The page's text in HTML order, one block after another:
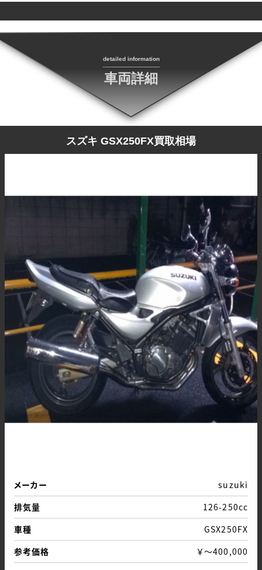
detailed information
車両詳細
スズキ GSX250FX買取相場
メーカー
suzuki
排気量
126-250cc
車種
GSX250FX
参考価格
￥～400,000